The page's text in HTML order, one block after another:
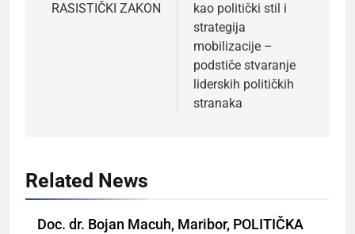
RASISTIČKI ZAKON
kao politički stil i
strategija
mobilizacije –
podstiče stvaranje
liderskih političkih
stranaka
Related News
Doc. dr. Bojan Macuh, Maribor, POLITIČKA